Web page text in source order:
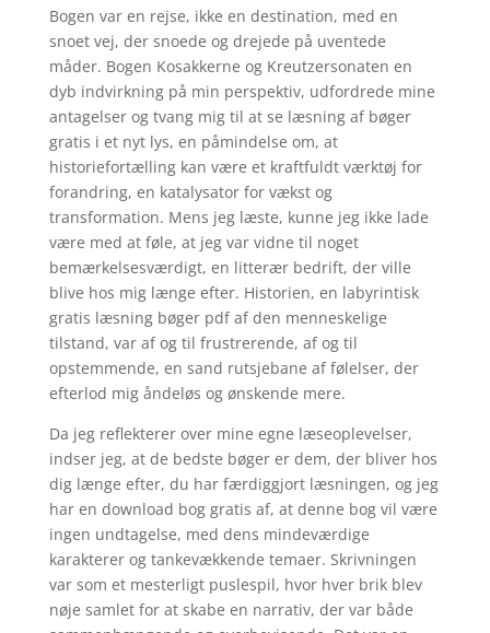
Bogen var en rejse, ikke en destination, med en
snoet vej, der snoede og drejede på uventede
måder. Bogen Kosakkerne og Kreutzersonaten en
dyb indvirkning på min perspektiv, udfordrede mine
antagelser og tvang mig til at se læsning af bøger
gratis i et nyt lys, en påmindelse om, at
historiefortælling kan være et kraftfuldt værktøj for
forandring, en katalysator for vækst og
transformation. Mens jeg læste, kunne jeg ikke lade
være med at føle, at jeg var vidne til noget
bemærkelsesværdigt, en litterær bedrift, der ville
blive hos mig længe efter. Historien, en labyrintisk
gratis læsning bøger pdf af den menneskelige
tilstand, var af og til frustrerende, af og til
opstemmende, en sand rutsjebane af følelser, der
efterlod mig åndeløs og ønskende mere.
Da jeg reflekterer over mine egne læseoplevelser,
indser jeg, at de bedste bøger er dem, der bliver hos
dig længe efter, du har færdiggjort læsningen, og jeg
har en download bog gratis af, at denne bog vil være
ingen undtagelse, med dens mindeværdige
karakterer og tankevækkende temaer. Skrivningen
var som et mesterligt puslespil, hvor hver brik blev
nøje samlet for at skabe en narrativ, der var både